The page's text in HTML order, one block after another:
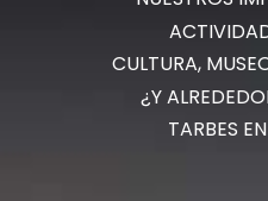
CULTURA,
¿Y
TARBES